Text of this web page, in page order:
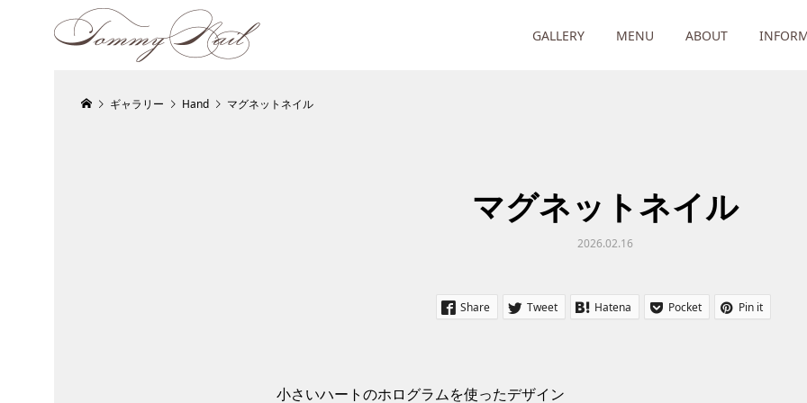
GALLERY MENU ABOUT
ギャラリー Hand マグネットネイル
マグネットネイル
2026.02.16
Share Tweet Hatena Pocket Pin it
小さいハートのホログラムを使ったデザイン